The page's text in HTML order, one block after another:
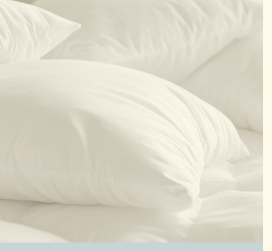
KONFIGURATOR
DAUNENDECKEN
ÜBER UNS